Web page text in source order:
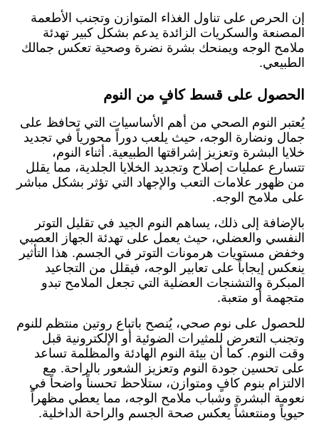
إن الحرص على تناول الغذاء المتوازن وتجنب الأطعمة
المصنعة والسكريات الزائدة يدعم بشكل كبير تهدئة
ملامح الوجه ويمنحك بشرة نضرة وصحية تعكس جمالك
الطبيعي.
الحصول على قسط كافٍ من النوم
يُعتبر النوم الصحي من أهم الأساسيات التي تحافظ على
جمال ونضارة الوجه، حيث يلعب دوراً محورياً في تجديد
خلايا البشرة وتعزيز إشراقتها الطبيعية. أثناء النوم،
تتسارع عمليات إصلاح وتجديد الخلايا الجلدية، مما يقلل
من ظهور علامات التعب والإجهاد التي تؤثر بشكل مباشر
على ملامح الوجه.
بالإضافة إلى ذلك، يساهم النوم الجيد في تقليل التوتر
النفسي والعضلي، حيث يعمل على تهدئة الجهاز العصبي
وخفض مستويات هرمونات التوتر في الجسم. هذا التأثير
ينعكس إيجاباً على تعابير الوجه، فيقلل من التجاعيد
المبكرة والتشنجات العضلية التي تجعل الملامح تبدو
متجهمة أو متعبة.
للحصول على نوم صحي، يُنصح باتباع روتين منتظم للنوم
وتجنب التعرض للمثيرات الضوئية أو الإلكترونية قبل
وقت النوم. كما أن بيئة النوم الهادئة والمظلمة تساعد
على تحسين جودة النوم وتعزيز الشعور بالراحة. مع
الالتزام بنوم كافٍ ومتوازن، ستلاحظ تحسناً واضحاً في
نعومة البشرة وشباب ملامح الوجه، مما يعطي مظهراً
حيوياً ومنتعشاً يعكس صحة الجسم والراحة الداخلية.